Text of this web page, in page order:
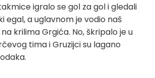
igralo se gol za gol i gledali
egal, a uglavnom je vodio naš
krilima Grgića. No, škripalo je u
tima i Gruzijci su lagano